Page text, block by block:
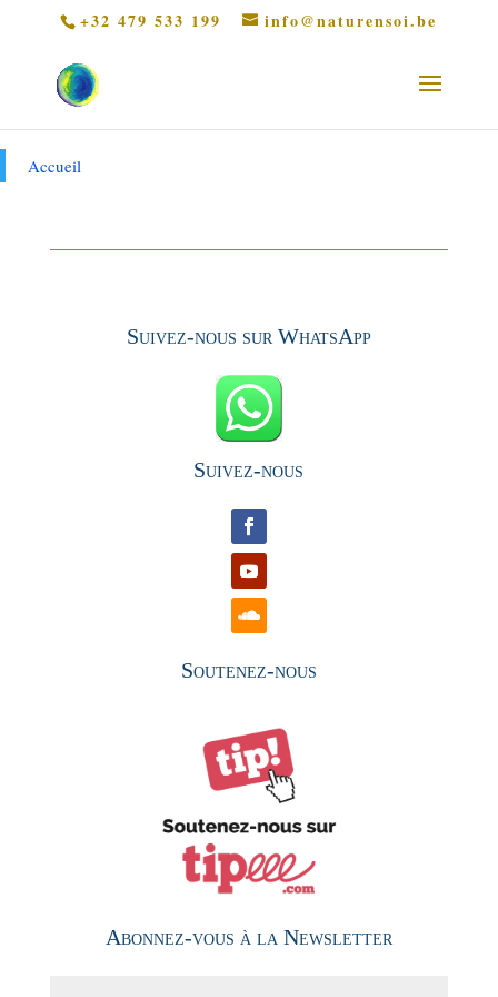
+32 479 533 199 info@naturensoi.be
Accueil
Suivez-nous sur WhatsApp
Suivez-nous
Soutenez-nous
Abonnez-vous à la Newsletter